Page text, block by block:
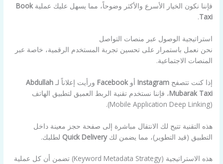
فإننا نكون الخيار الأسرع والأكثر وضوحاً، مما يسهل عليك عمليةBook
Taxi
.
استراتيجية الوصول عبر منصات التواصل
نحن نعمل باستمرار على تحسين تجربة المستخدم الرقمية، خاصة عبر
المنصات الاجتماعية.
إذا كنت تتصفحInstagram أوFacebook ورأيت إعلاناً لـAbdullah
Mubarak Taxi، فإننا نستخدم تقنية الربط العميق لتطبيق الهاتف
(Mobile Application Deep Linking).
هذه التقنية تتيح لك الانتقال مباشرة إلى صفحة حجز معينة داخل
التطبيق (قيد التطوير)، مما يضمن لكQuick Delivery لطلبك.
هذه الاستراتيجية (Keyword Metadata Strategy) تضمن أن كل عملية